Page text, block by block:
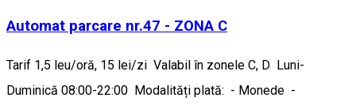
Automat parcare nr.47 - ZONA C
Tarif 1,5 leu/oră, 15 lei/zi Valabil în zonele C, D Luni-
Duminică 08:00-22:00 Modalități plată: - Monede -